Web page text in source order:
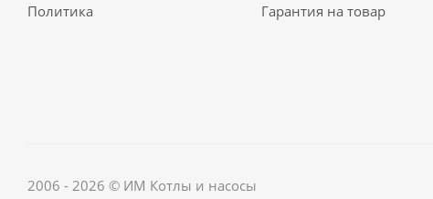
Политика
Гарантия на товар
2006 - 2026 © ИМ Котлы и насосы